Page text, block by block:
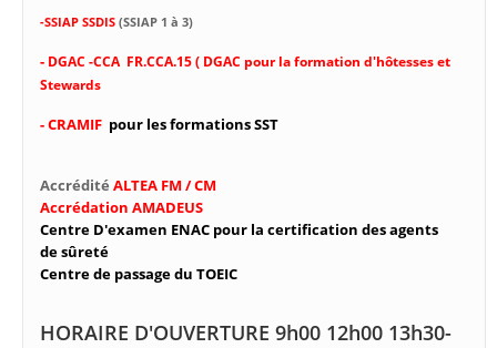
-SSIAP SSDIS (SSIAP 1 à 3)
- DGAC -CCA FR.CCA.15 ( DGAC pour la formation d'hôtesses et
Stewards
- CRAMIF pour les formations SST
Accrédité ALTEA FM / CM
Accrédation AMADEUS
Centre D'examen ENAC pour la certification des agents
de sûreté
Centre de passage du TOEIC
HORAIRE D'OUVERTURE 9h00 12h00 13h30-